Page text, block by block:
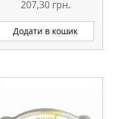
207,30 грн.
Додати в кошик